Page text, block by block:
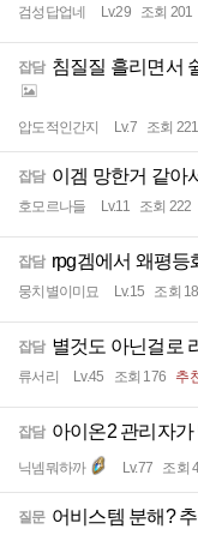
검성답업네 Lv.29 조회 201
잡담 침질질 흘리면서
압도적인간지 Lv.7 조회 221
잡담 이겜 망한거 같아
호모르나들 Lv.11 조회 222
잡담 rpg겜에서 왜평등
뭉치별이미묘 Lv.15 조회
잡담 별것도 아닌걸로
류서리 Lv.45 조회 176 추
잡담 아이온2 관리자
닉넴뭐하까 Lv.77 조회
질문 어비스템 분해?